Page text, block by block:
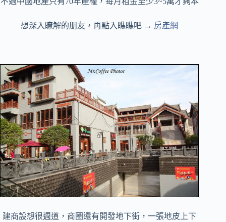
想深入瞭解的朋友，再點入瞧瞧吧 → 房產網
建商設想很週道，商圈還有開發地下街，一張地皮上下